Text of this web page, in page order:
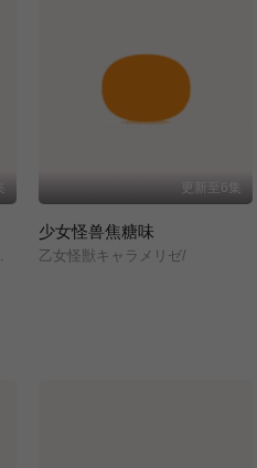
更新至6集
少女怪兽焦糖味
乙女怪獣キャラメリゼ/